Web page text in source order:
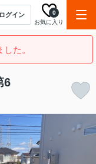
ログイン
お気に入り
0
た。
6